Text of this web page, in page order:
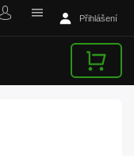
Přihlášení